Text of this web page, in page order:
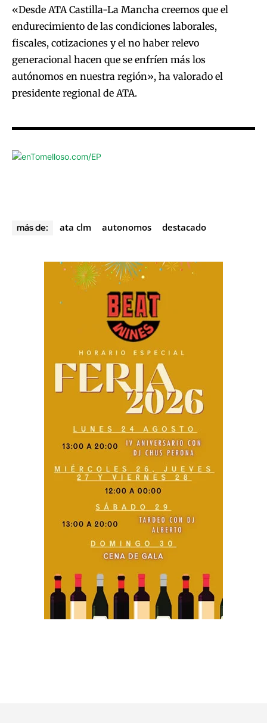
«Desde ATA Castilla-La Mancha creemos que el
endurecimiento de las condiciones laborales,
fiscales, cotizaciones y el no haber relevo
generacional hacen que se enfríen más los
autónomos en nuestra región», ha valorado el
presidente regional de ATA.
más de: ata clm autonomos destacado